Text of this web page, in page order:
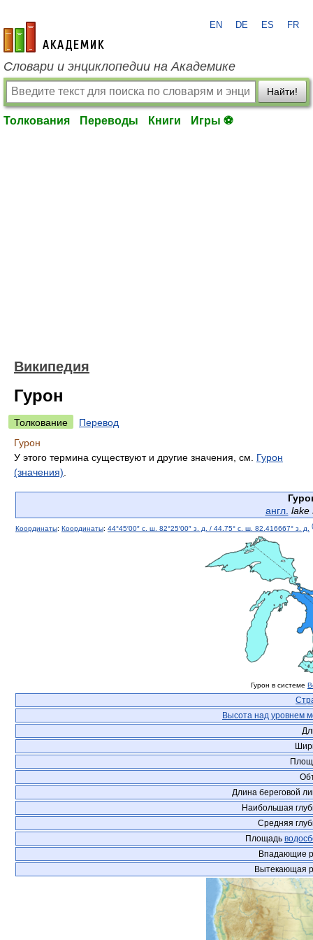
academic.ru
EN DE ES FR
Словари и энциклопедии на Академике
Найти!
Толкования Переводы Книги Игры ⚽
Википедия
Гурон
Толкование
Перевод
Гурон
У этого термина существуют и другие значения, см. Гурон
(значения)
англ. lake
Координаты: Координаты: 44°45′00″ с. ш. 82°25′00″ з. д. / 44.75° с. ш. 82.416667° з. д.
Гурон в системе
Высота над уровнем
Длина береговой
Наибольшая
Средняя
Площадь
Впадающие
Вытекающая